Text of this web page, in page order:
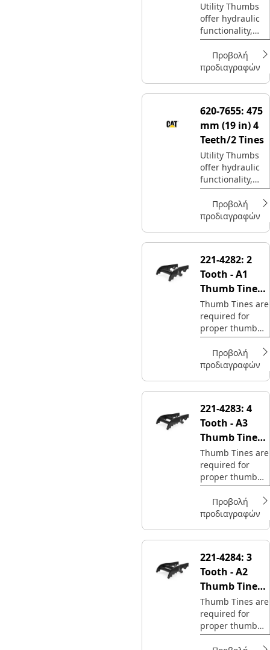
Utility Thumbs
offer hydraulic
functionality,
with maximum
interchangeabilit
y.
Προβολή
προδιαγραφών
620-7655: 475
mm (19 in) 4
Teeth/2 Tines
Utility Thumbs
offer hydraulic
functionality,
with maximum
interchangeabilit
y.
Προβολή
προδιαγραφών
221-4282: 2
Tooth - A1
Thumb Tine
Type
Thumb Tines are
required for
proper thumb
operation.
Προβολή
προδιαγραφών
221-4283: 4
Tooth - A3
Thumb Tine
Type
Thumb Tines are
required for
proper thumb
operation.
Προβολή
προδιαγραφών
221-4284: 3
Tooth - A2
Thumb Tine
Type
Thumb Tines are
required for
proper thumb
operation.